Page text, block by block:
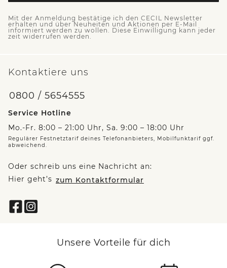
Mit der Anmeldung bestätige ich den CECIL Newsletter
erhalten und über Neuheiten und Aktionen per E-Mail
informiert werden zu wollen. Diese Einwilligung kann jeder
zeit widerrufen werden.
Kontaktiere uns
0800 / 5654555
Service Hotline
Mo.-Fr. 8:00 – 21:00 Uhr, Sa. 9:00 – 18:00 Uhr
Regulärer Festnetztarif deines Telefonanbieters, Mobilfunktarif ggf.
abweichend.
Oder schreib uns eine Nachricht an:
Hier geht’s zum Kontaktformular
Unsere Vorteile für dich